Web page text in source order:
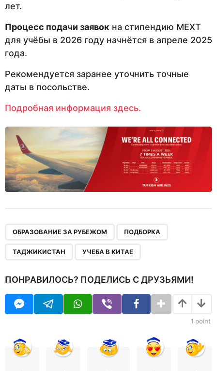
лет.
Процесс подачи заявок на стипендию MEXT
для учёбы в 2026 году начнётся в апреле 2025
года.
Рекомендуется заранее уточнить точные
даты в посольстве.
Подробная информация здесь.
ОБРАЗОВАНИЕ ЗА РУБЕЖОМ ПОДБОРКА
ТАДЖИКИСТАН УЧЕБА В КИТАЕ
ПОНРАВИЛОСЬ? ПОДЕЛИСЬ С ДРУЗЬЯМИ!
1 point